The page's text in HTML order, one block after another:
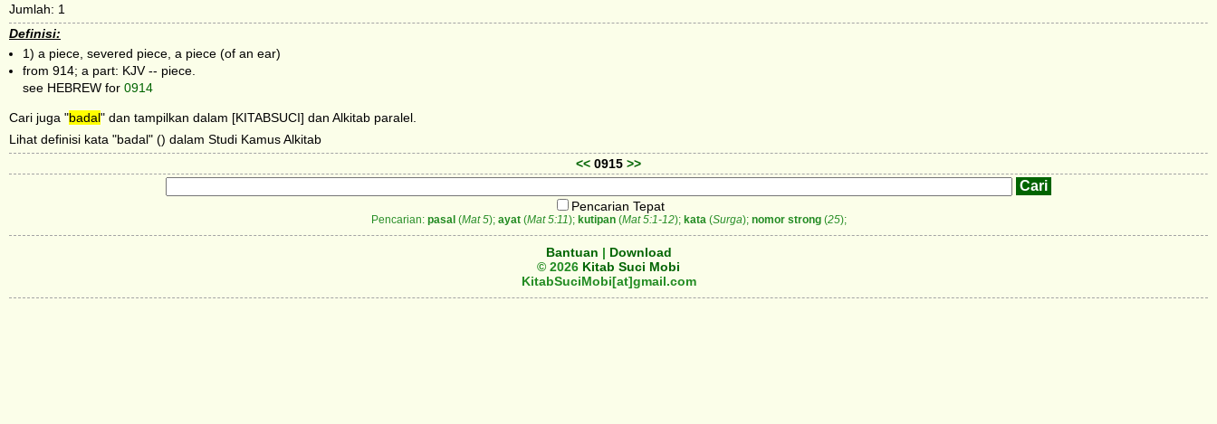
Jumlah: 1
Definisi:
1) a piece, severed piece, a piece (of an ear)
from 914; a part: KJV -- piece.
see HEBREW for 0914
Cari juga "badal" dan tampilkan dalam [KITABSUCI] dan Alkitab paralel.
Lihat definisi kata "badal" () dalam Studi Kamus Alkitab
<< 0915 >>
Pencarian Tepat
Pencarian: pasal (Mat 5); ayat(Mat 5:11); kutipan(Mat 5:1-12); kata(Surga); nomor strong(25);
Bantuan | Download
© 2026 Kitab Suci Mobi
KitabSuciMobi[at]gmail.com